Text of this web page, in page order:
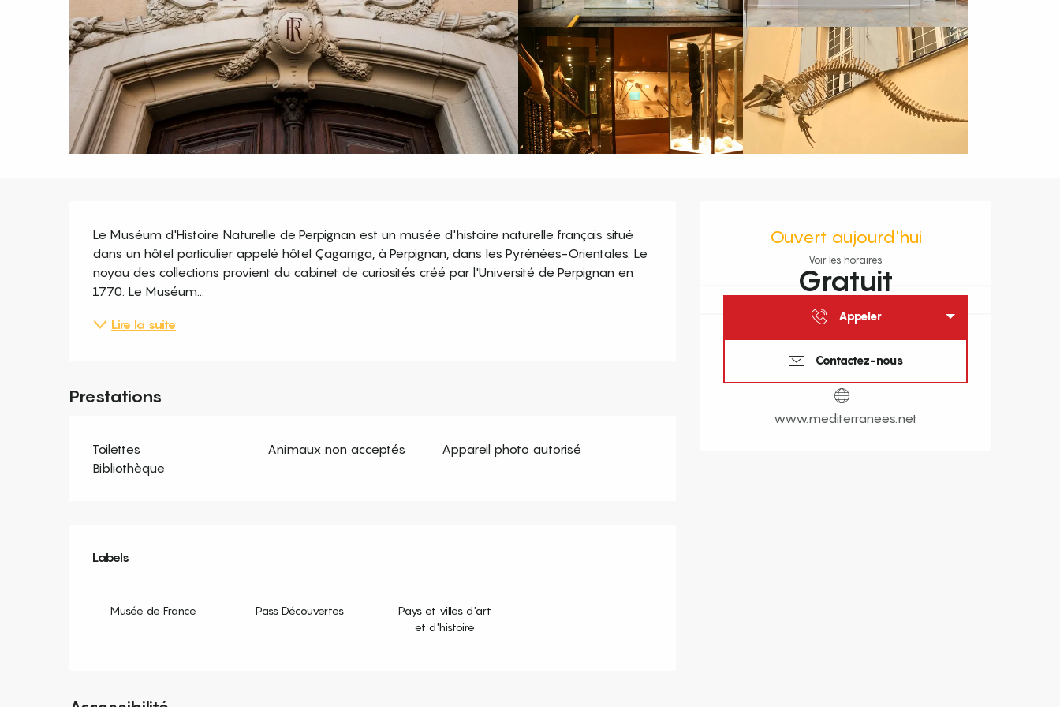
Ouvert aujourd'hui
Voir les horaires
Gratuit
Appeler
Contactez-nous
www.mediterranees.net
Description
Le Muséum d'Histoire Naturelle de Perpignan est un musée d'histoire naturelle français situé
dans un hôtel particulier appelé hôtel Çagarriga, à Perpignan, dans les Pyrénées-Orientales. Le
noyau des collections provient du cabinet de curiosités créé par l'Université de Perpignan en
1770. Le Muséum...
Lire la suite
Prestations
Toilettes Animaux non acceptés
Appareil photo autorisé
Bibliothèque
Offres de prestations
Labels
Labels
Musée de France Pass Découvertes
Pays et villes d'art
et d'histoire